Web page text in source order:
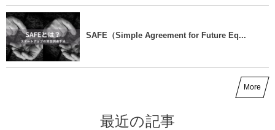
SAFE（Simple Agreement for Future Eq...
More
最近の記事